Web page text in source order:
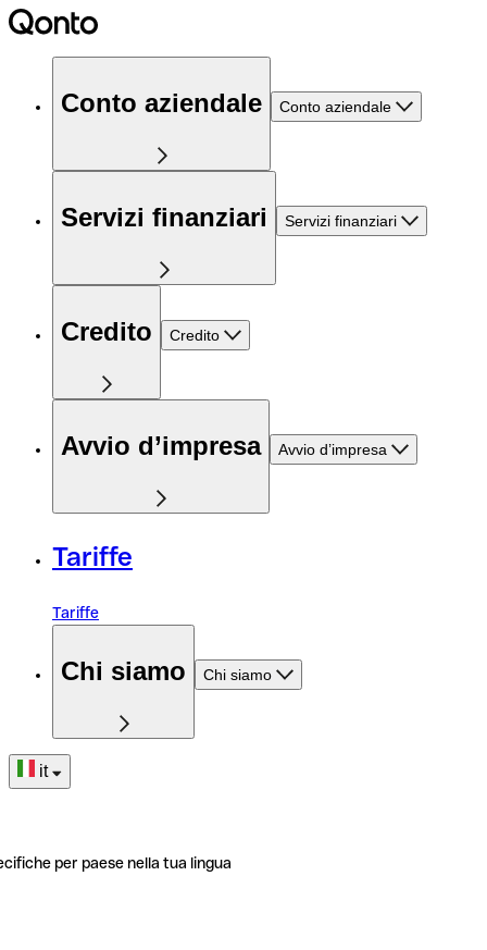
Conto aziendale Conto aziendale
Servizi finanziari Servizi finanziari
Credito Credito
Avvio d’impresa Avvio d’impresa
Tariffe
Tariffe
Chi siamo Chi siamo
it
per paese nella tua lingua